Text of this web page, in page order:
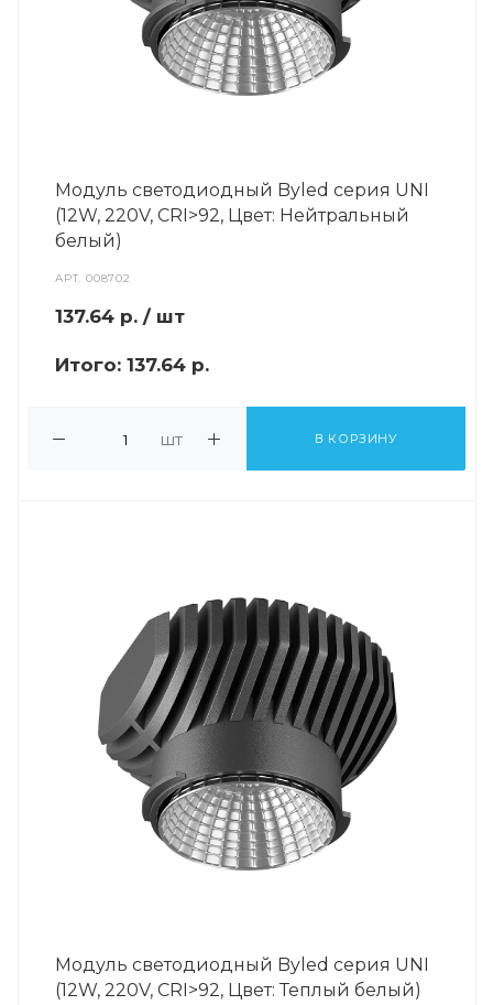
Модуль светодиодный Byled серия UNI
(12W, 220V, CRI>92, Цвет: Нейтральный
белый)
АРТ.008702
137.64 р. / шт
Итого: 137.64 р.
шт В КОРЗИНУ
Модуль светодиодный Byled серия UNI
(12W, 220V, CRI>92, Цвет: Теплый белый)